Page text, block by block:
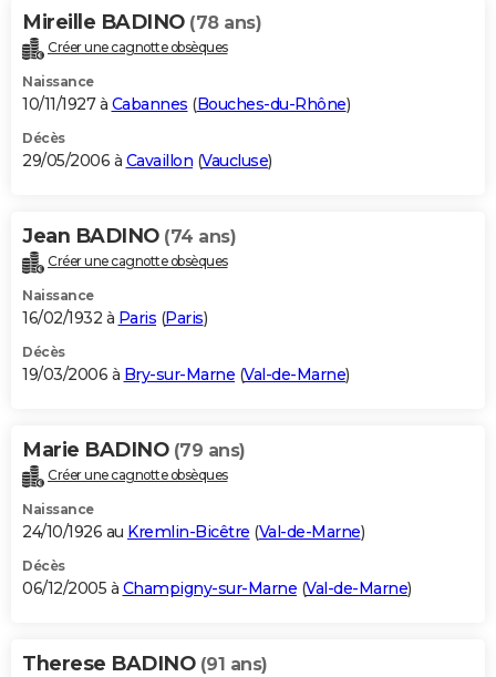
Mireille BADINO (78 ans)
Créer une cagnotte obsèques
Naissance
10/11/1927 à Cabannes (Bouches-du-Rhône)
Décès
29/05/2006 à Cavaillon (Vaucluse)
Jean BADINO (74 ans)
Créer une cagnotte obsèques
Naissance
16/02/1932 à Paris (Paris)
Décès
19/03/2006 à Bry-sur-Marne (Val-de-Marne)
Marie BADINO (79 ans)
Créer une cagnotte obsèques
Naissance
24/10/1926 au Kremlin-Bicêtre (Val-de-Marne)
Décès
06/12/2005 à Champigny-sur-Marne (Val-de-Marne)
Therese BADINO (91 ans)